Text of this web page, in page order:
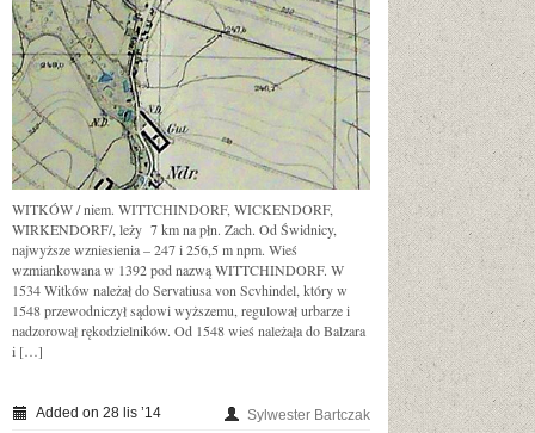
WITKÓW / niem. WITTCHINDORF, WICKENDORF,
WIRKENDORF/, leży 7 km na płn. Zach. Od Świdnicy,
najwyższe wzniesienia – 247 i 256,5 m npm. Wieś
wzmiankowana w 1392 pod nazwą WITTCHINDORF. W
1534 Witków należał do Servatiusa von Scvhindel, który w
1548 przewodniczył sądowi wyższemu, regulował urbarze i
nadzorował rękodzielników. Od 1548 wieś należała do Balzara
i […]
Added on 28 lis ’14 Sylwester Bartczak